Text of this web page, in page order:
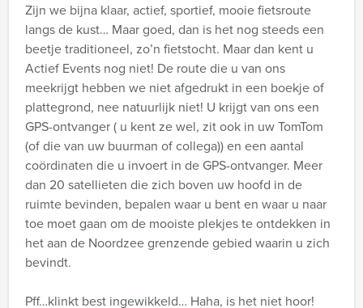
Zijn we bijna klaar, actief, sportief, mooie fietsroute
langs de kust… Maar goed, dan is het nog steeds een
beetje traditioneel, zo’n fietstocht. Maar dan kent u
Actief Events nog niet! De route die u van ons
meekrijgt hebben we niet afgedrukt in een boekje of
plattegrond, nee natuurlijk niet! U krijgt van ons een
GPS-ontvanger ( u kent ze wel, zit ook in uw TomTom
(of die van uw buurman of collega)) en een aantal
coördinaten die u invoert in de GPS-ontvanger. Meer
dan 20 satellieten die zich boven uw hoofd in de
ruimte bevinden, bepalen waar u bent en waar u naar
toe moet gaan om de mooiste plekjes te ontdekken in
het aan de Noordzee grenzende gebied waarin u zich
bevindt.
Pff…klinkt best ingewikkeld… Haha, is het niet hoor!